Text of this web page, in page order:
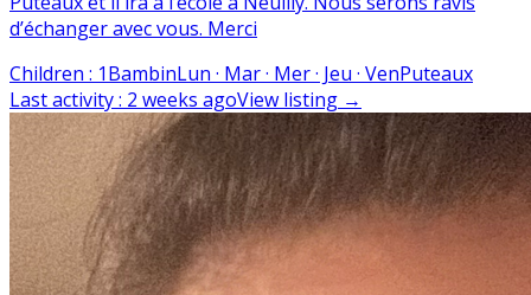
d’échanger avec vous. Merci
Children : 1BambinLun · Mar · Mer · Jeu · VenPuteaux
Last activity: 2 weeks agoView listing →